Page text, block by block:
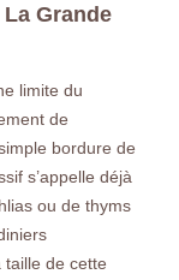
Grande
limite du
de
bordure de
s’appelle déjà
ou de thyms
de cette